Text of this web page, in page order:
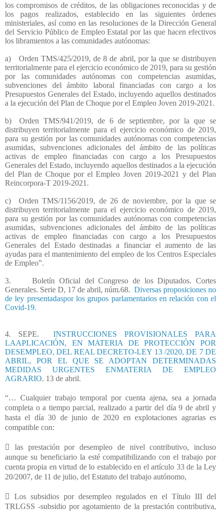
los compromisos de créditos, de las obligaciones reconocidas y de
los pagos realizados, establecido en las siguientes órdenes
ministeriales, así como en las resoluciones de la Dirección General
del Servicio Público de Empleo Estatal por las que hacen efectivos
los libramientos a las comunidades autónomas:
a) Orden TMS/425/2019, de 8 de abril, por la que se distribuyen
territorialmente para el ejercicio económico de 2019, para su gestión
por las comunidades autónomas con competencias asumidas,
subvenciones del ámbito laboral financiadas con cargo a los
Presupuestos Generales del Estado, incluyendo aquellos destinados
a la ejecución del Plan de Choque por el Empleo Joven 2019-2021.
b) Orden TMS/941/2019, de 6 de septiembre, por la que se
distribuyen territorialmente para el ejercicio económico de 2019,
para su gestión por las comunidades autónomas con competencias
asumidas, subvenciones adicionales del ámbito de las políticas
activas de empleo financiadas con cargo a los Presupuestos
Generales del Estado, incluyendo aquellos destinados a la ejecución
del Plan de Choque por el Empleo Joven 2019-2021 y del Plan
Reincorpora-T 2019-2021.
c) Orden TMS/1156/2019, de 26 de noviembre, por la que se
distribuyen territorialmente para el ejercicio económico de 2019,
para su gestión por las comunidades autónomas con competencias
asumidas, subvenciones adicionales del ámbito de las políticas
activas de empleo financiadas con cargo a los Presupuestos
Generales del Estado destinadas a financiar el aumento de las
ayudas para el mantenimiento del empleo de los Centros Especiales
de Empleo”.
3.
Boletín Oficial del Congreso de los Diputados. Cortes
Generales. Serie D, 17 de abril, núm.68. Diversas proposiciones no
de ley presentadaspor los grupos parlamentarios en relación con el
Covid-19.
4. SEPE.
INSTRUCCIONES PROVISIONALES PARA
LAAPLICACIÓN, EN MATERIA DE PROTECCIÓN POR
DESEMPLEO, DEL REAL DECRETO-LEY 13 /2020, DE 7 DE
ABRIL, POR EL QUE SE ADOPTAN DETERMINADAS
MEDIDAS URGENTES ENMATERIA DE EMPLEO
AGRARIO. 13 de abril.
“… Cualquier trabajo temporal por cuenta ajena, sea a jornada
completa o a tiempo parcial, realizado a partir del día 9 de abril y
hasta el día 30 de junio de 2020 en explotaciones agrarias es
compatible con:
 las prestación por desempleo de nivel contributivo, incluso
aunque su beneficiario la esté compatibilizando con el trabajo por
cuenta propia en virtud de lo establecido en el artículo 33 de la Ley
20/2007, de 11 de julio, del Estatuto del trabajo autónomo,
 Los subsidios por desempleo regulados en el Título III del
TRLGSS -subsidio por agotamiento de la prestación contributiva,